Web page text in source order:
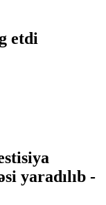
etdi
yaradılıb -